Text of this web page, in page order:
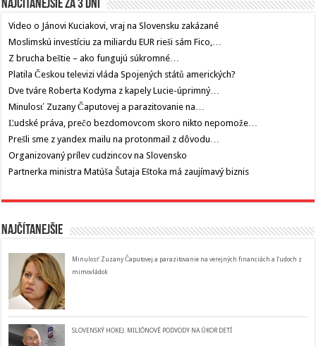
Najčítanejšie za 3 dni
Video o Jánovi Kuciakovi, vraj na Slovensku zakázané
Moslimskú investíciu za miliardu EUR rieši sám Fico,…
Z brucha beštie – ako fungujú súkromné…
Platila Českou televizi vláda Spojených států amerických?
Dve tváre Roberta Kodyma z kapely Lucie-úprimný…
Minulosť Zuzany Čaputovej a parazitovanie na…
Ľudské práva, prečo bezdomovcom skoro nikto nepomože…
Prešli sme z yandex mailu na protonmail z dôvodu…
Organizovaný prílev cudzincov na Slovensko
Partnerka ministra Matúša Šutaja Eštoka má zaujímavý biznis
Najčítanejšie
Minulosť Zuzany Čaputovej a parazitovanie na verejných financiách a ľudoch z
mimovládok
SLOVENSKÝ HOKEJ: MILIÓNOVÉ PODVODY NA ÚKOR DETÍ